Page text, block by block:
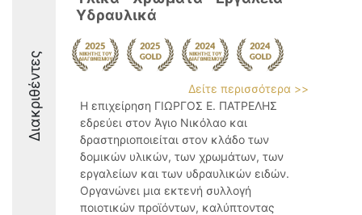
Διακριθέντες
Υδραυλικά
Δείτε περισσότερα >>
Η επιχείρηση ΓΙΩΡΓΟΣ Ε. ΠΑΤΡΕΛΗΣ
εδρεύει στον Άγιο Νικόλαο και
δραστηριοποιείται στον κλάδο των
δομικών υλικών, των χρωμάτων, των
εργαλείων και των υδραυλικών ειδών.
Οργανώνει μια εκτενή συλλογή
ποιοτικών προϊόντων, καλύπτοντας